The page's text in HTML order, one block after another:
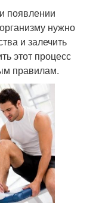
появлении
нужно
и залечить
этот процесс
правилам.